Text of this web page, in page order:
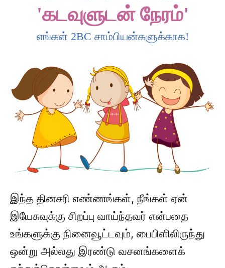
'கடவுளுடன் நேரம்'
எங்கள் 2BC சாம்பியன்களுக்காக!
இந்த தினசரி எண்ணங்கள், நீங்கள் ஏன்
இயேசுவுக்கு சிறப்பு வாய்ந்தவர் என்பதை
உங்களுக்கு நினைவூட்டவும், பைபிளிலிருந்து
ஒன்று அல்லது இரண்டு வசனங்களைக்